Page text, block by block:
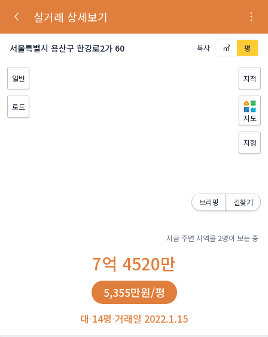
실거래 상세보기
서울특별시 용산구 한강로2가 60 복사 ㎡ 평
일반
로드
지적
지도
지형
브리핑 길찾기
지금 주변 지역을 2명이 보는 중
7억 4520만
5,355만원/평
대·14평·거래일 2022.1.15